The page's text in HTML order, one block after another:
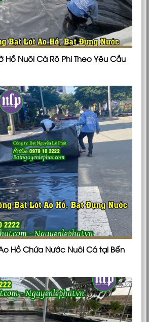
Hồ Nuôi Cá Rô Phi Theo Yêu Cầu
Hồ Chứa Nước Nuôi Cá tại Bến